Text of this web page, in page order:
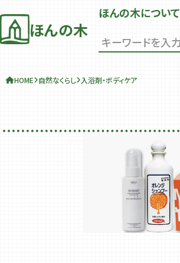
ほんの木
ほんの木について
HOME 自然なくらし 入浴剤・ボディケア